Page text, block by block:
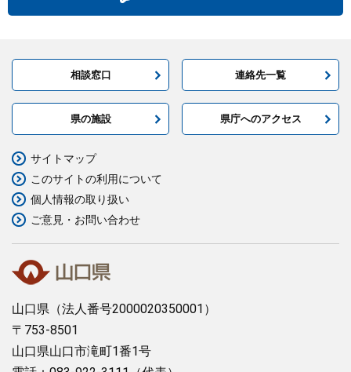
相談窓口 連絡先一覧
県の施設 県庁へのアクセス
山口県 （法人番号2000020350001）
〒753-8501
山口県山口市滝町1番1号
サイトマップ
このサイトの利用について
個人情報の取り扱い
ご意見・お問い合わせ